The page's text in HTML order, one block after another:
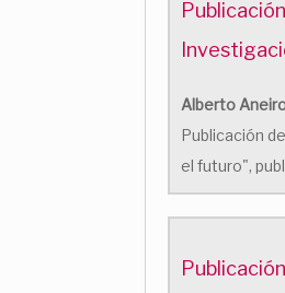
Alberto
Publicación
el futuro",